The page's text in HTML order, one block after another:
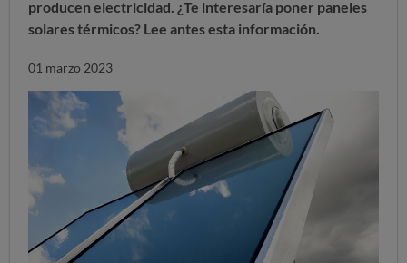
producen electricidad. ¿Te interesaría poner paneles
solares térmicos? Lee antes esta información.
01 marzo 2023